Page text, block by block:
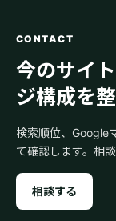
CONTACT
今のサイ
ジ構成を
検索順位、Google
て確認します。相
相談する